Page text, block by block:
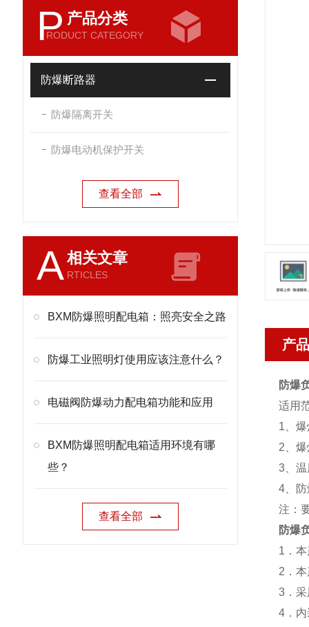
P 产品分类
RODUCT CATEGORY
防爆断路器
防爆隔离开关
防爆电动机保护开关
查看全部
A相关文章
RTICLES
BXM防爆照明配电箱：照亮安全之路
防爆工业照明灯使用应该注意什么？
电磁阀防爆动力配电箱功能和应用
BXM防爆照明配电箱适用环境有哪
些？
查看全部
产
防爆
适用
1、
2、
3、
4、
注：
防爆
1．
2．
3．
4．